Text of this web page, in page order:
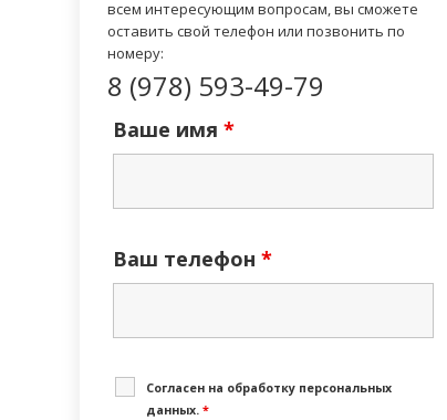
всем интересующим вопросам, вы сможете
оставить свой телефон или позвонить по
номеру:
8 (978) 593-49-79
Ваше имя *
Ваш телефон *
Cогласен на обработку персональных
данных. *